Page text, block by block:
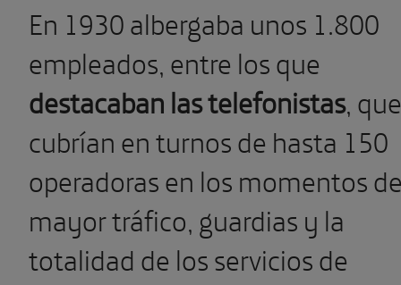
En 1930 albergaba unos 1.800
empleados, entre los que
destacaban las telefonistas, que
cubrían en turnos de hasta 150
operadoras en los momentos
mayor tráfico, guardias y la
totalidad de los servicios de